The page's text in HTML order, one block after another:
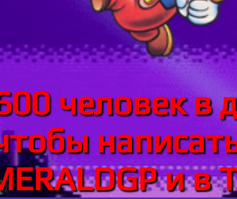
человек в
и в